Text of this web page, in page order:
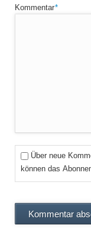
Pflichtfeld
Kommentar*
Über neue
können das
Kommentar